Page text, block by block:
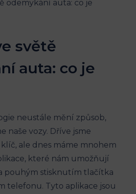
světě
auta: co je
neustále mění způsob,
naše vozy. Dříve jsme
ale dnes máme mnohem
které nám umožňují
pouhým stisknutím tlačítka
telefonu. Tyto aplikace jsou